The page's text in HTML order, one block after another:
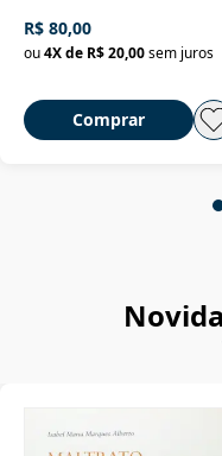
R$ 80,00
ou4X de R$ 20,00sem juros
Comprar